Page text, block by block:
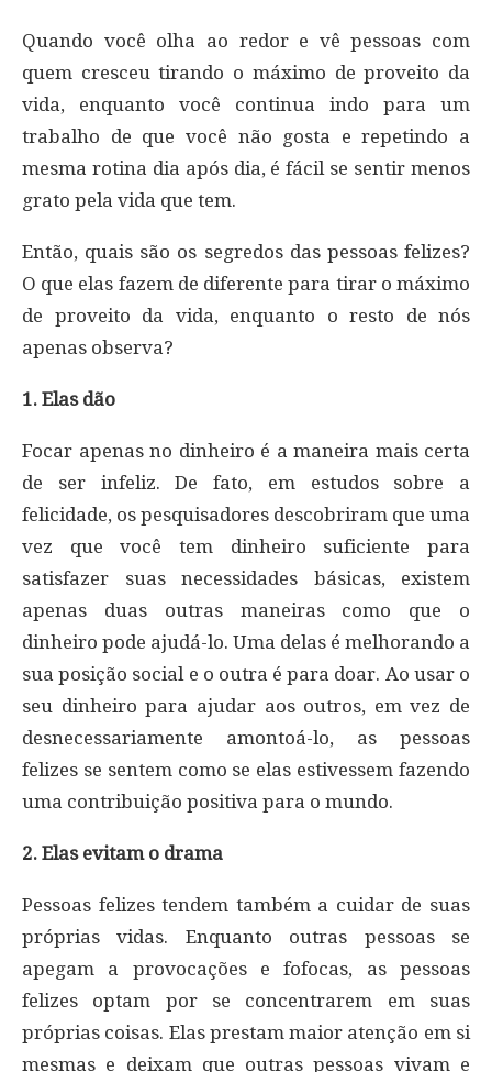
Quando você olha ao redor e vê pessoas com
quem cresceu tirando o máximo de proveito da
vida, enquanto você continua indo para um
trabalho de que você não gosta e repetindo a
mesma rotina dia após dia, é fácil se sentir menos
grato pela vida que tem.
Então, quais são os segredos das pessoas felizes?
O que elas fazem de diferente para tirar o máximo
de proveito da vida, enquanto o resto de nós
apenas observa?
1. Elas dão
Focar apenas no dinheiro é a maneira mais certa
de ser infeliz. De fato, em estudos sobre a
felicidade, os pesquisadores descobriram que uma
vez que você tem dinheiro suficiente para
satisfazer suas necessidades básicas, existem
apenas duas outras maneiras como que o
dinheiro pode ajudá-lo. Uma delas é melhorando a
sua posição social e o outra é para doar. Ao usar o
seu dinheiro para ajudar aos outros, em vez de
desnecessariamente amontoá-lo, as pessoas
felizes se sentem como se elas estivessem fazendo
uma contribuição positiva para o mundo.
2. Elas evitam o drama
Pessoas felizes tendem também a cuidar de suas
próprias vidas. Enquanto outras pessoas se
apegam a provocações e fofocas, as pessoas
felizes optam por se concentrarem em suas
próprias coisas. Elas prestam maior atenção em si
mesmas e deixam que outras pessoas vivam e